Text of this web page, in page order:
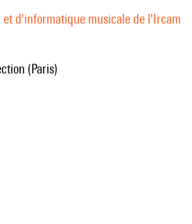
et d'informatique musicale de l'Ircam
(Paris)